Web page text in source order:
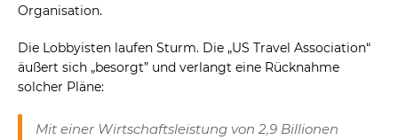
Organisation.
Die Lobbyisten laufen Sturm. Die „US Travel Association“
äußert sich „besorgt” und verlangt eine Rücknahme
solcher Pläne:
Mit einer Wirtschaftsleistung von 2,9 Billionen